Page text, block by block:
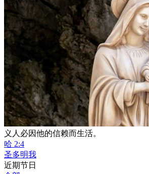
义人必因他的信赖而生活。
哈 2:4
圣多明我
近期节日